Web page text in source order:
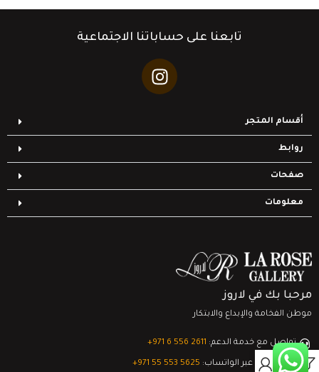
تابعنا على حساباتنا الاجتماعية
أقسام المتجر
روابط
صفحات
معلومات
مرحبا بك في لاروز
موطن الفخامة والإبداع والابتكار
تواصل مع خدمة الدعم: ‎+971 6 556 2611
الدعم الفني عبر الواتساب: ‎+971 55 553 5625
0